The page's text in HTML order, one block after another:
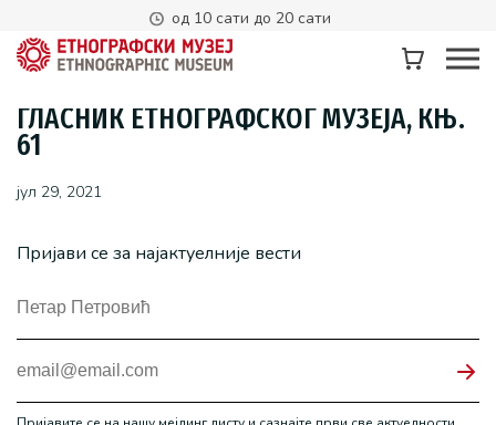
од 10 сати до 20 сати
ГЛАСНИК ЕТНОГРАФСКОГ МУЗЕЈА, КЊ.
61
јул 29, 2021
Пријави се за најактуелније вести